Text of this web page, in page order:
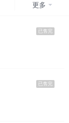
更多
已售完
已售完